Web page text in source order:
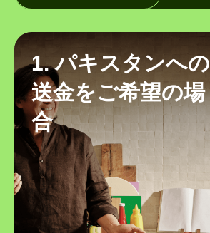
1. パキスタンへの
送金をご希望の場
合